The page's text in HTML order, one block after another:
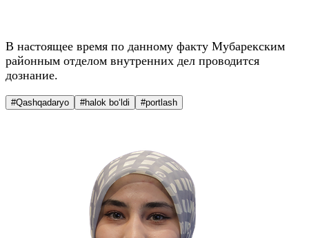
В настоящее время по данному факту Мубарекским
районным отделом внутренних дел проводится
дознание.
#Qashqadaryo #halok bo‘ldi #portlash